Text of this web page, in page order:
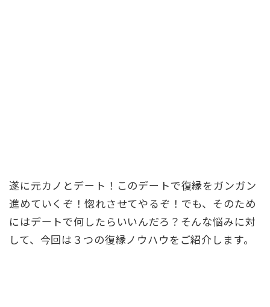
遂に元カノとデート！このデートで復縁をガンガン
進めていくぞ！惚れさせてやるぞ！でも、そのため
にはデートで何したらいいんだろ？そんな悩みに対
して、今回は３つの復縁ノウハウをご紹介します。